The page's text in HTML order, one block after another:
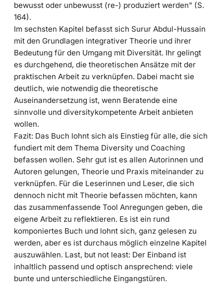
bewusst oder unbewusst (re-) produziert werden" (S.
164).
Im sechsten Kapitel befasst sich Surur Abdul-Hussain
mit den Grundlagen integrativer Theorie und ihrer
Bedeutung für den Umgang mit Diversität. Ihr gelingt
es durchgehend, die theoretischen Ansätze mit der
praktischen Arbeit zu verknüpfen. Dabei macht sie
deutlich, wie notwendig die theoretische
Auseinandersetzung ist, wenn Beratende eine
sinnvolle und diversitykompetente Arbeit anbieten
wollen.
Fazit: Das Buch lohnt sich als Einstieg für alle, die sich
fundiert mit dem Thema Diversity und Coaching
befassen wollen. Sehr gut ist es allen Autorinnen und
Autoren gelungen, Theorie und Praxis miteinander zu
verknüpfen. Für die Leserinnen und Leser, die sich
dennoch nicht mit Theorie befassen möchten, kann
das zusammenfassende Tool Anregungen geben, die
eigene Arbeit zu reflektieren. Es ist ein rund
komponiertes Buch und lohnt sich, ganz gelesen zu
werden, aber es ist durchaus möglich einzelne Kapitel
auszuwählen. Last, but not least: Der Einband ist
inhaltlich passend und optisch ansprechend: viele
bunte und unterschiedliche Eingangstüren.